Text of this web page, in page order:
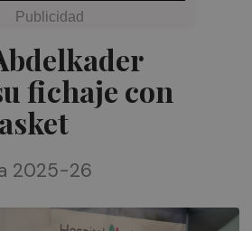
fichaje con
2025-26